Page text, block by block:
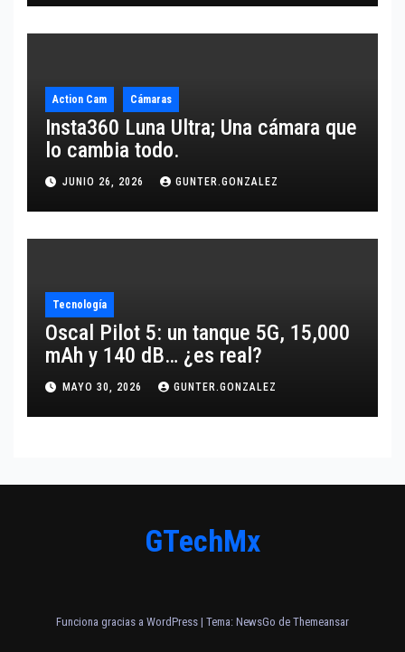
Action Cam Cámaras
Insta360 Luna Ultra; Una cámara que
lo cambia todo.
JUNIO 26, 2026 GUNTER.GONZALEZ
Tecnología
Oscal Pilot 5: un tanque 5G, 15,000
mAh y 140 dB… ¿es real?
MAYO 30, 2026 GUNTER.GONZALEZ
GTechMx
Funciona gracias a WordPress | Tema: NewsGo de Themeansar